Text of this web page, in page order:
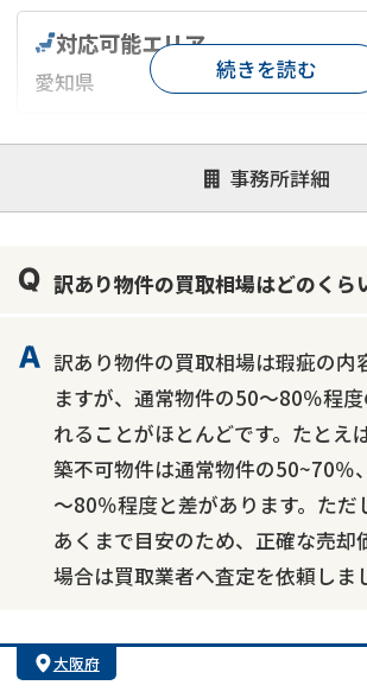
事務所詳細
対応可能エリア
愛知県
対応が親身 オンライン面談可能
1億円以上の買取可
続きを読む
訳あり物件の買取相場はどのくら
訳あり物件の買取相場は瑕疵の内
ますが、通常物件の50～80％程
れることがほとんどです。たとえ
築不可物件は通常物件の50~70％
～80％程度と差があります。ただ
あくまで目安のため、正確な売却
場合は買取業者へ査定を依頼しま
大阪府